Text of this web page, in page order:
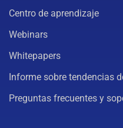
Centro de aprendizaje
Webinars
Whitepapers
Informe sobre tendencias
Preguntas frecuentes y